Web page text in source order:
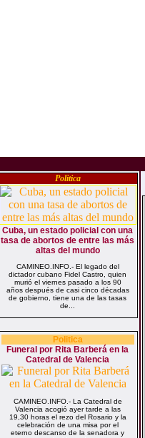
Politica
Cuba, un estado policial con una
tasa de abortos de entre las más
altas del mundo
CAMINEO.INFO.- El legado del
dictador cubano Fidel Castro, quien
murió el viernes pasado a los 90
años después de casi cinco décadas
de gobierno, tiene una de las tasas
de...
Politica
Funeral por Rita Barberá en la
Catedral de Valencia
CAMINEO.INFO.- La Catedral de
Valencia acogió ayer tarde a las
19,30 horas el rezo del Rosario y la
celebración de una misa por el
eterno descanso de la senadora y